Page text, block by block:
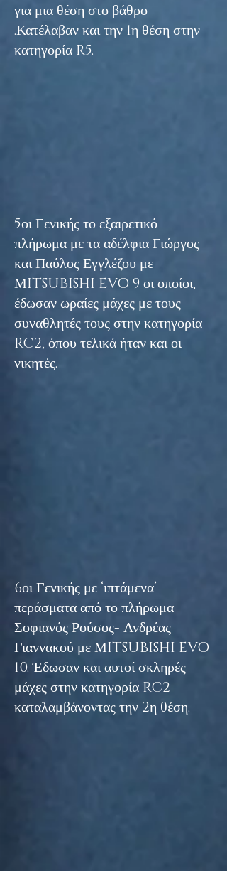
για μια θέση στο βάθρο
.Κατέλαβαν και την 1η θέση στην
κατηγορία R5.
5οι Γενικής το εξαιρετικό
πλήρωμα με τα αδέλφια Γιώργος
και Παύλος Εγγλέζου με
ΜITSUBISHI EVO 9 οι οποίοι,
έδωσαν ωραίες μάχες με τους
συναθλητές τους στην κατηγορία
RC2, όπου τελικά ήταν και οι
νικητές.
6οι Γενικής με ‘ιπτάμενα’
περάσματα από το πλήρωμα
Σοφιανός Ρούσος- Ανδρέας
Γιαννακού με ΜITSUBISHI EVO
10. Έδωσαν και αυτοί σκληρές
μάχες στην κατηγορία RC2
καταλαμβάνοντας την 2η θέση.